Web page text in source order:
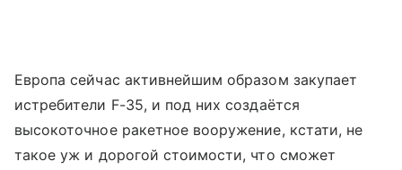
Европа сейчас активнейшим образом закупает
истребители F-35, и под них создаётся
высокоточное ракетное вооружение, кстати, не
такое уж и дорогой стоимости, что сможет